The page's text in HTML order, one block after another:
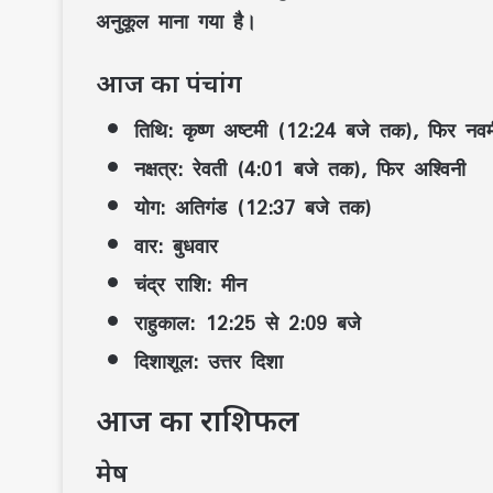
अनुकूल माना गया है।
आज का पंचांग
तिथि: कृष्ण अष्टमी (12:24 बजे तक), फिर
नक्षत्र: रेवती (4:01 बजे तक), फिर अश्विनी
योग: अतिगंड (12:37 बजे तक)
वार: बुधवार
चंद्र राशि: मीन
राहुकाल: 12:25 से 2:09 बजे
दिशाशूल: उत्तर दिशा
आज का राशिफल
मेष